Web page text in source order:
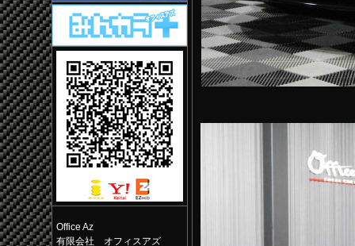
Office Az
有限会社 オフィスアズ